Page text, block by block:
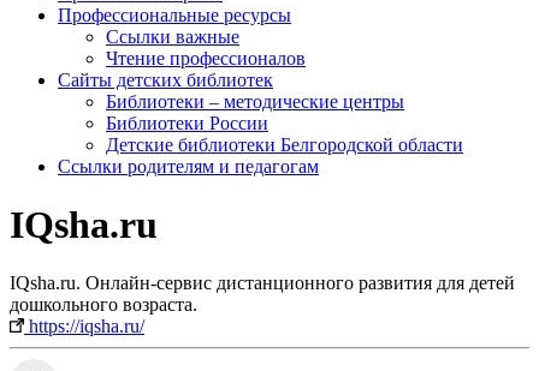
Профессиональные ресурсы
Ссылки важные
Чтение профессионалов
Сайты детских библиотек
Библиотеки – методические центры
Библиотеки России
Детские библиотеки Белгородской области
Ссылки родителям и педагогам
IQsha.ru
IQsha.ru. Онлайн-сервис дистанционного развития для детей
дошкольного возраста.
https://iqsha.ru/